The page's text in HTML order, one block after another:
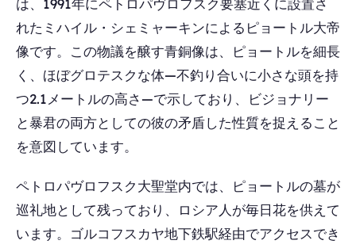
は、1991年にペトロパヴロフスク要塞近くに設置さ
れたミハイル・シェミャーキンによるピョートル大帝
像です。この物議を醸す青銅像は、ピョートルを細長
く、ほぼグロテスクな体―不釣り合いに小さな頭を持
つ2.1メートルの高さ―で示しており、ビジョナリー
と暴君の両方としての彼の矛盾した性質を捉えること
を意図しています。
ペトロパヴロフスク大聖堂内では、ピョートルの墓が
巡礼地として残っており、ロシア人が毎日花を供えて
います。ゴルコフスカヤ地下鉄駅経由でアクセスでき